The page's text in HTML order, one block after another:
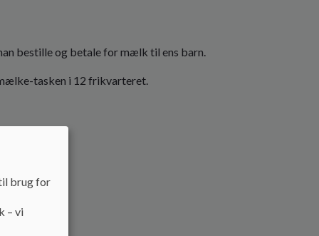
bestille og betale for mælk til ens barn.
tasken i 12 frikvarteret.
brug for
– vi